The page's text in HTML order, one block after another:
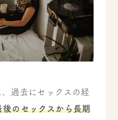
過去にセックスの経
後のセックスから長期